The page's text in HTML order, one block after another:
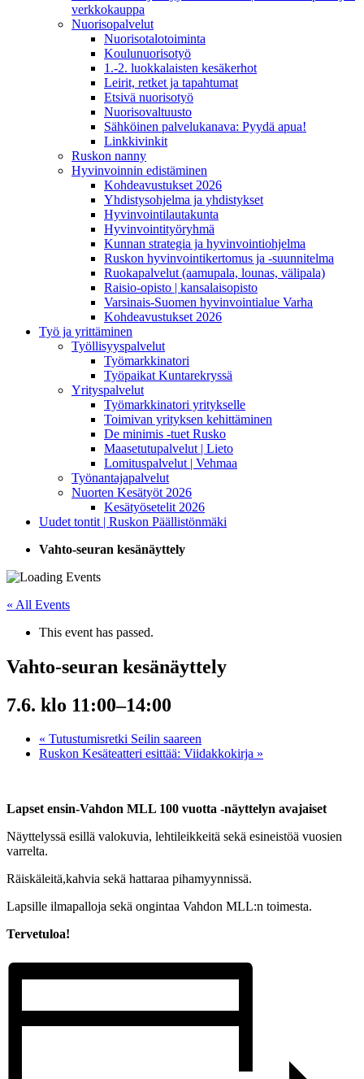
verkkokauppa
Nuorisopalvelut
Nuorisotalotoiminta
Koulunuorisotyö
1.-2. luokkalaisten kesäkerhot
Leirit, retket ja tapahtumat
Etsivä nuorisotyö
Nuorisovaltuusto
Sähköinen palvelukanava: Pyydä apua!
Linkkivinkit
Ruskon nanny
Hyvinvoinnin edistäminen
Kohdeavustukset 2026
Yhdistysohjelma ja yhdistykset
Hyvinvointilautakunta
Hyvinvointityöryhmä
Kunnan strategia ja hyvinvointiohjelma
Ruskon hyvinvointikertomus ja -suunnitelma
Ruokapalvelut (aamupala, lounas, välipala)
Raisio-opisto | kansalaisopisto
Varsinais-Suomen hyvinvointialue Varha
Kohdeavustukset 2026
Työ ja yrittäminen
Työllisyyspalvelut
Työmarkkinatori
Työpaikat Kuntarekryssä
Yrityspalvelut
Työmarkkinatori yritykselle
Toimivan yrityksen kehittäminen
De minimis -tuet Rusko
Maasetutupalvelut | Lieto
Lomituspalvelut | Vehmaa
Työnantajapalvelut
Nuorten Kesätyöt 2026
Kesätyösetelit 2026
Uudet tontit | Ruskon Päällistönmäki
Vahto-seuran kesänäyttely
« All Events
This event has passed.
Vahto-seuran kesänäyttely
7.6. klo 11:00–14:00
« Tutustumisretki Seilin saareen
Ruskon Kesäteatteri esittää: Viidakkokirja »
Lapset ensin-Vahdon MLL 100 vuotta -näyttelyn avajaiset
Näyttelyssä esillä valokuvia, lehtileikkeitä sekä esineistöä vuosien
varrelta.
Räiskäleitä,kahvia sekä hattaraa pihamyynnissä.
Lapsille ilmapalloja sekä ongintaa Vahdon MLL:n toimesta.
Tervetuloa!